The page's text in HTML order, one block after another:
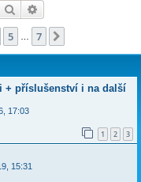
Hledat
5 7
+ příslušenství i na další
17:03
1 2 3
15:31